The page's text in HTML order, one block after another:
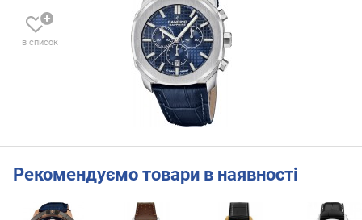
в список
Рекомендуємо товари в наявності